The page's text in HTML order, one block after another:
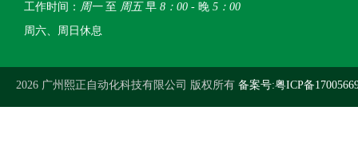
工作时间： 周一至 周五早 8：00 - 晚 5：00
周六、周日休息
2026 广州熙正自动化科技有限公司 版权所有 备案号:粤ICP备